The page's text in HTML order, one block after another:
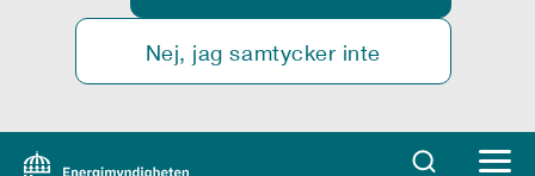
Nej, jag samtycker inte